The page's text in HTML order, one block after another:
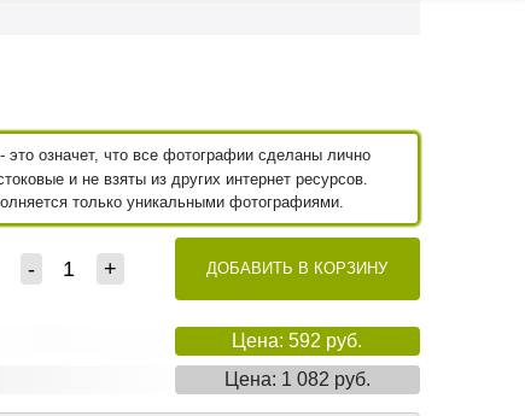
это означет, что все фотографии сделаны лично
и не взяты из других интернет ресурсов.
только уникальными фотографиями.
- + ДОБАВИТЬ В КОРЗИНУ
Цена: 592 руб.
Цена: 1 082 руб.